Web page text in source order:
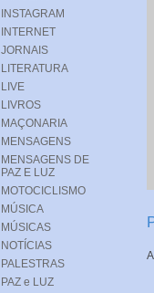
INSTAGRAM
INTERNET
JORNAIS
LITERATURA
LIVE
LIVROS
MAÇONARIA
MENSAGENS
MENSAGENS DE
PAZ E LUZ
MOTOCICLISMO
MÚSICA
MÚSICAS
NOTÍCIAS
PALESTRAS
PAZ e LUZ